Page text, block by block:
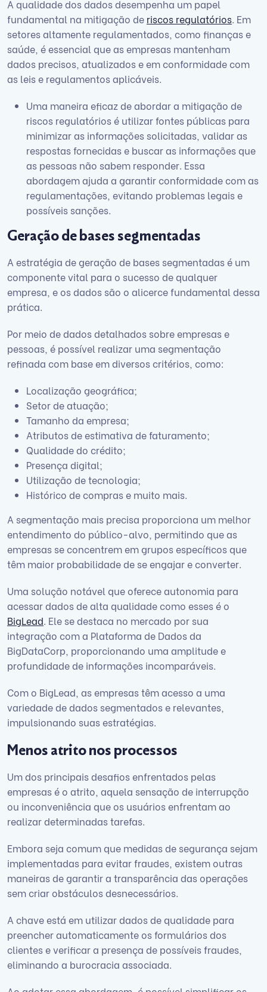
A qualidade dos dados desempenha um papel
fundamental na mitigação de riscos regulatórios. Em
setores altamente regulamentados, como finanças e
saúde, é essencial que as empresas mantenham
dados precisos, atualizados e em conformidade com
as leis e regulamentos aplicáveis.
Uma maneira eficaz de abordar a mitigação de
riscos regulatórios é utilizar fontes públicas para
minimizar as informações solicitadas, validar as
respostas fornecidas e buscar as informações que
as pessoas não sabem responder. Essa
abordagem ajuda a garantir conformidade com as
regulamentações, evitando problemas legais e
possíveis sanções.
Geração de bases segmentadas
A estratégia de geração de bases segmentadas é um
componente vital para o sucesso de qualquer
empresa, e os dados são o alicerce fundamental dessa
prática.
Por meio de dados detalhados sobre empresas e
pessoas, é possível realizar uma segmentação
refinada com base em diversos critérios, como:
Localização geográfica;
Setor de atuação;
Tamanho da empresa;
Atributos de estimativa de faturamento;
Qualidade do crédito;
Presença digital;
Utilização de tecnologia;
Histórico de compras e muito mais.
A segmentação mais precisa proporciona um melhor
entendimento do público-alvo, permitindo que as
empresas se concentrem em grupos específicos que
têm maior probabilidade de se engajar e converter.
Uma solução notável que oferece autonomia para
acessar dados de alta qualidade como esses é o
BigLead. Ele se destaca no mercado por sua
integração com a Plataforma de Dados da
BigDataCorp, proporcionando uma amplitude e
profundidade de informações incomparáveis.
Com o BigLead, as empresas têm acesso a uma
variedade de dados segmentados e relevantes,
impulsionando suas estratégias.
Menos atrito nos processos
Um dos principais desafios enfrentados pelas
empresas é o atrito, aquela sensação de interrupção
ou inconveniência que os usuários enfrentam ao
realizar determinadas tarefas.
Embora seja comum que medidas de segurança sejam
implementadas para evitar fraudes, existem outras
maneiras de garantir a transparência das operações
sem criar obstáculos desnecessários.
A chave está em utilizar dados de qualidade para
preencher automaticamente os formulários dos
clientes e verificar a presença de possíveis fraudes,
eliminando a burocracia associada.